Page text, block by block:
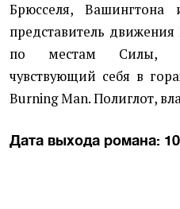
Брюсселя, Вашингтона
представитель движения
по местам Силы,
чувствующий себя в
Burning Man. Полиглот,
Дата выхода романа: